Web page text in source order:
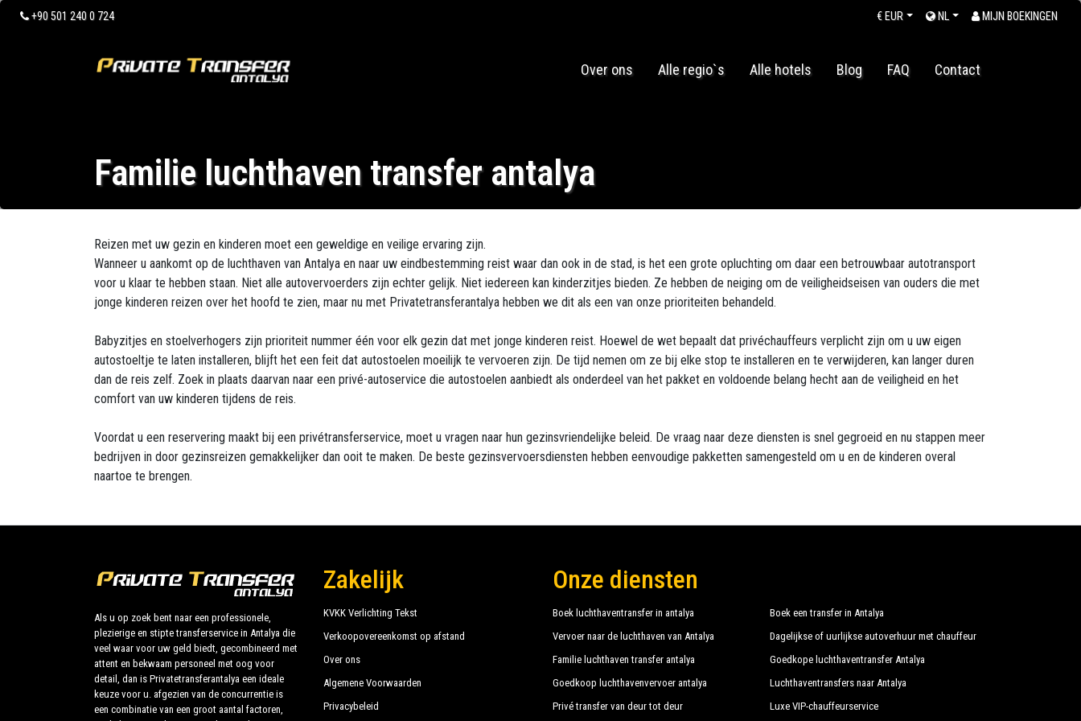
+90 501 240 0 724 MIJN BOEKINGEN
NL
€ EUR
Over ons Alle regio`s Alle hotels Blog FAQ Contact
Familie luchthaven transfer antalya
Reizen met uw gezin en kinderen moet een geweldige en veilige ervaring zijn.
Wanneer u aankomt op de luchthaven van Antalya en naar uw eindbestemming reist waar dan ook in de stad, is het een grote opluchting om daar een betrouwbaar autotransport
voor u klaar te hebben staan. Niet alle autovervoerders zijn echter gelijk. Niet iedereen kan kinderzitjes bieden. Ze hebben de neiging om de veiligheidseisen van ouders die met
jonge kinderen reizen over het hoofd te zien, maar nu met Privatetransferantalya hebben we dit als een van onze prioriteiten behandeld.
Babyzitjes en stoelverhogers zijn prioriteit nummer één voor elk gezin dat met jonge kinderen reist. Hoewel de wet bepaalt dat privéchauffeurs verplicht zijn om u uw eigen
autostoeltje te laten installeren, blijft het een feit dat autostoelen moeilijk te vervoeren zijn. De tijd nemen om ze bij elke stop te installeren en te verwijderen, kan langer duren
dan de reis zelf. Zoek in plaats daarvan naar een privé-autoservice die autostoelen aanbiedt als onderdeel van het pakket en voldoende belang hecht aan de veiligheid en het
comfort van uw kinderen tijdens de reis.
Voordat u een reservering maakt bij een privétransferservice, moet u vragen naar hun gezinsvriendelijke beleid. De vraag naar deze diensten is snel gegroeid en nu stappen meer
bedrijven in door gezinsreizen gemakkelijker dan ooit te maken. De beste gezinsvervoersdiensten hebben eenvoudige pakketten samengesteld om u en de kinderen overal
naartoe te brengen.
Als u op zoek bent naar een professionele,
plezierige en stipte transferservice in Antalya die
veel waar voor uw geld biedt, gecombineerd met
attent en bekwaam personeel met oog voor
detail, dan is Privatetransferantalya een ideale
keuze voor u. afgezien van de concurrentie is
een combinatie van een groot aantal factoren,
Zakelijk
KVKK Verlichting Tekst
Verkoopovereenkomst op afstand
Over ons
Algemene Voorwaarden
Privacybeleid
Onze diensten
Boek luchthaventransfer in antalya
Boek een transfer in Antalya
Vervoer naar de luchthaven van Antalya
Dagelijkse of uurlijkse autoverhuur met chauffeur
Familie luchthaven transfer antalya
Goedkope luchthaventransfer Antalya
Goedkoop luchthavenvervoer antalya
Luchthaventransfers naar Antalya
Privé transfer van deur tot deur
Luxe VIP-chauffeurservice